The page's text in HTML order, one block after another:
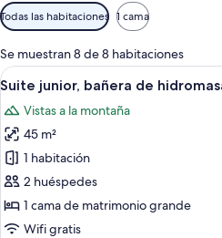
Filtros
disponibles
para
las
habitaciones
Todas las habitaciones 1 cama
Se muestran 8 de 8 habitaciones
Abrir
todas
las
fotos
de
Suite
junior,
bañera
10
Suite junior, bañera de
Vistas a la montaña
45 m²
1 habitación
2 huéspedes
1 cama de matrimonio grande
Wifi gratis